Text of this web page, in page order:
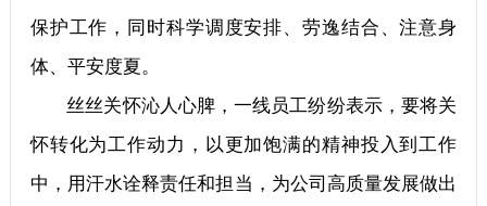
保护工作，同时科学调度安排、劳逸结合、注意身
体、平安度夏。
丝丝关怀沁人心脾，一线员工纷纷表示，要将关
怀转化为工作动力，以更加饱满的精神投入到工作
中，用汗水诠释责任和担当，为公司高质量发展做出